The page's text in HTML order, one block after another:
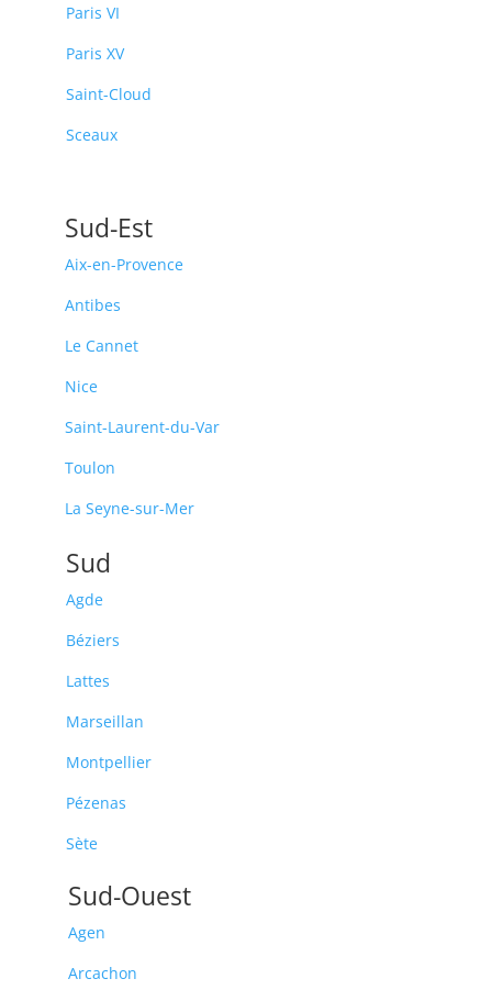
Paris VI
Paris XV
Saint-Cloud
Sceaux
Sud-Est
Aix-en-Provence
Antibes
Le Cannet
Nice
Saint-Laurent-du-Var
Toulon
La Seyne-sur-Mer
Sud
Agde
Béziers
Lattes
Marseillan
Montpellier
Pézenas
Sète
Sud-Ouest
Agen
Arcachon